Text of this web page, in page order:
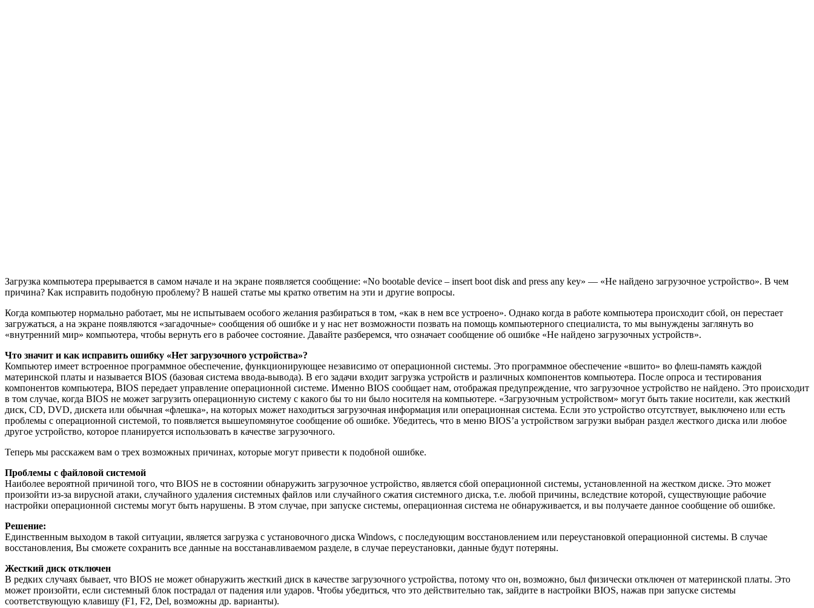
Загрузка компьютера прерывается в самом начале и на экране появляется сообщение: «No bootable device – insert boot disk and press any key» — «Не найдено загрузочное устройство». В чем
причина? Как исправить подобную проблему? В нашей статье мы кратко ответим на эти и другие вопросы.
Когда компьютер нормально работает, мы не испытываем особого желания разбираться в том, «как в нем все устроено». Однако когда в работе компьютера происходит сбой, он перестает
загружаться, а на экране появляются «загадочные» сообщения об ошибке и у нас нет возможности позвать на помощь компьютерного специалиста, то мы вынуждены заглянуть во
«внутренний мир» компьютера, чтобы вернуть его в рабочее состояние. Давайте разберемся, что означает сообщение об ошибке «Не найдено загрузочных устройств».
Что значит и как исправить ошибку «Нет загрузочного устройства»?
Компьютер имеет встроенное программное обеспечение, функционирующее независимо от операционной системы. Это программное обеспечение «вшито» во флеш-память каждой
материнской платы и называется BIOS (базовая система ввода-вывода). В его задачи входит загрузка устройств и различных компонентов компьютера. После опроса и тестирования
компонентов компьютера, BIOS передает управление операционной системе. Именно BIOS сообщает нам, отображая предупреждение, что загрузочное устройство не найдено. Это происходит
в том случае, когда BIOS не может загрузить операционную систему с какого бы то ни было носителя на компьютере. «Загрузочным устройством» могут быть такие носители, как жесткий
диск, CD, DVD, дискета или обычная «флешка», на которых может находиться загрузочная информация или операционная система. Если это устройство отсутствует, выключено или есть
проблемы с операционной системой, то появляется вышеупомянутое сообщение об ошибке. Убедитесь, что в меню BIOS’а устройством загрузки выбран раздел жесткого диска или любое
другое устройство, которое планируется использовать в качестве загрузочного.
Теперь мы расскажем вам о трех возможных причинах, которые могут привести к подобной ошибке.
Проблемы с файловой системой
Наиболее вероятной причиной того, что BIOS не в состоянии обнаружить загрузочное устройство, является сбой операционной системы, установленной на жестком диске. Это может
произойти из-за вирусной атаки, случайного удаления системных файлов или случайного сжатия системного диска, т.е. любой причины, вследствие которой, существующие рабочие
настройки операционной системы могут быть нарушены. В этом случае, при запуске системы, операционная система не обнаруживается, и вы получаете данное сообщение об ошибке.
Решение:
Единственным выходом в такой ситуации, является загрузка с установочного диска Windows, с последующим восстановлением или переустановкой операционной системы. В случае
восстановления, Вы сможете сохранить все данные на восстанавливаемом разделе, в случае переустановки, данные будут потеряны.
Жесткий диск отключен
В редких случаях бывает, что BIOS не может обнаружить жесткий диск в качестве загрузочного устройства, потому что он, возможно, был физически отключен от материнской платы. Это
может произойти, если системный блок пострадал от падения или ударов. Чтобы убедиться, что это действительно так, зайдите в настройки BIOS, нажав при запуске системы
соответствующую клавишу (F1, F2, Del, возможны др. варианты).